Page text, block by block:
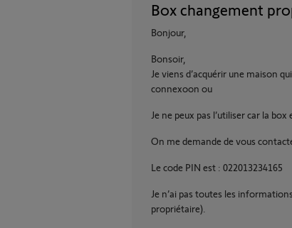
Box changement
Bonjour,
Bonsoir,
Je viens d’acquérir une maison
connexoon ou
Je ne peux pas l’utiliser car la box
On me demande de vous
Le code PIN est : 022013234165
Je n’ai pas toutes les
propriétaire).